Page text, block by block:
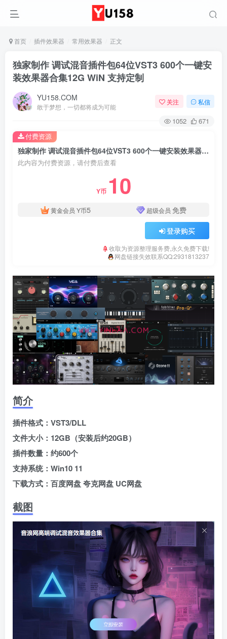
首页 插件效果器 常用效果器 正文
独家制作 调试混音插件包64位VST3 600个一键安
装效果器合集12G WiN 支持定制
YU158.COM
敢于梦想，一切都将成为可能
关注 私信
1052 671
独家制作 调试混音插件包64位VST3 600个一键安装效果器合集12G WiN 支持定制
此内容为付费资源，请付费后查看
Y币 10
黄金会员 Y币5 超级会员 免费
登录购买
收取为资源整理服务费,永久免费下载!
网盘链接失效联系QQ:2931813237
付费资源
简介
插件格式：VST3/DLL
文件大小：12GB（安装后约20GB）
插件数量：约600个
支持系统：Win10 11
下载方式：百度网盘 夸克网盘 UC网盘
截图